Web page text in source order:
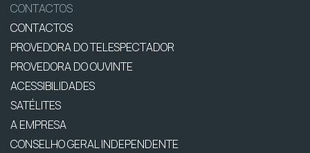
CONTACTOS
CONTACTOS
PROVEDORA DO TELESPECTADOR
PROVEDORA DO OUVINTE
ACESSIBILIDADES
SATÉLITES
A EMPRESA
CONSELHO GERAL INDEPENDENTE